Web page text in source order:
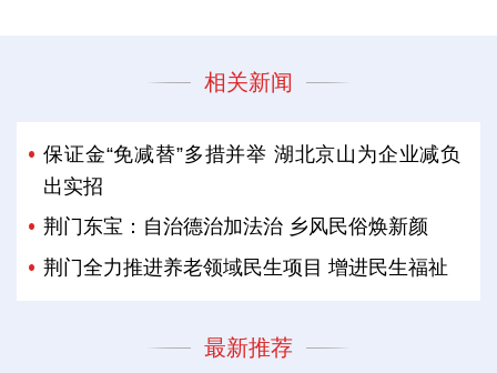
相关新闻
保证金“免减替”多措并举 湖北京山为企业减负
出实招
荆门东宝：自治德治加法治 乡风民俗焕新颜
荆门全力推进养老领域民生项目 增进民生福祉
最新推荐